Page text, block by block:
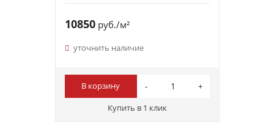
10850руб./м²
уточнить наличие
В корзину
Купить в 1 клик